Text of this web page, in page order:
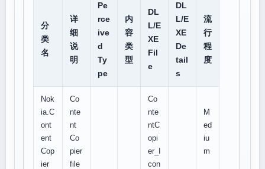
分
类
名
详
细
说
明
Pe
rce
ive
d
Ty
pe
内
容
类
型
DL
L/E
XE
Fil
e
DL
L/E
XE
De
tail
s
流
行
程
度
Nok
ia.C
ont
ent
Cop
ier
Co
nte
nt
Co
pier
file
Co
nte
ntC
opi
er_I
con
M
ed
iu
m